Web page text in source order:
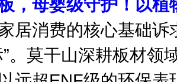
，母婴级守护！以
居消费的核心基础
”。莫干山深耕板材